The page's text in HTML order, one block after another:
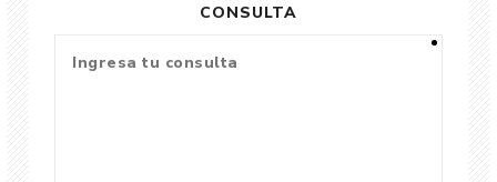
CONSULTA